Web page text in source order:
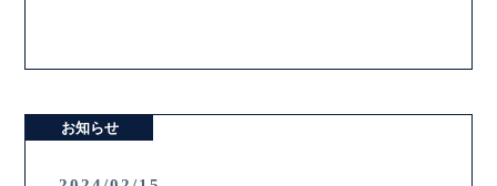
お知らせ